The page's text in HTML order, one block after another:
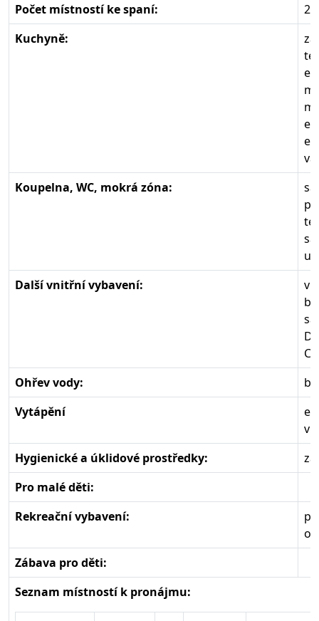
Počet místností ke spaní:
2
Kuchyně:
Koupelna, WC, mokrá zóna:
Další vnitřní vybavení:
Ohřev vody:
Vytápění
Hygienické a úklidové prostředky:
Pro malé děti:
Rekreační vybavení:
Zábava pro děti:
Seznam místností k pronájmu: